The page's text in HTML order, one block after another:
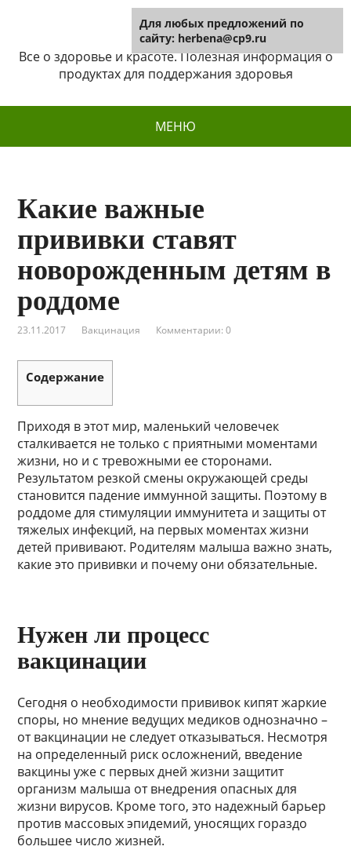
Herbena
Все о здоровье и красоте. Полезная информация о
продуктах для поддержания здоровья
МЕНЮ
Какие важные
прививки ставят
новорожденным детям в
роддоме
23.11.2017 Вакцинация Комментарии: 0
Содержание
Приходя в этот мир, маленький человечек
сталкивается не только с приятными моментами
жизни, но и с тревожными ее сторонами.
Результатом резкой смены окружающей среды
становится падение иммунной защиты. Поэтому в
роддоме для стимуляции иммунитета и защиты от
тяжелых инфекций, на первых моментах жизни
детей прививают. Родителям малыша важно знать,
какие это прививки и почему они обязательные.
Нужен ли процесс
вакцинации
Сегодня о необходимости прививок кипят жаркие
споры, но мнение ведущих медиков однозначно –
от вакцинации не следует отказываться. Несмотря
на определенный риск осложнений, введение
вакцины уже с первых дней жизни защитит
организм малыша от внедрения опасных для
жизни вирусов. Кроме того, это надежный барьер
против массовых эпидемий, уносящих гораздо
большее число жизней.
Для любых предложений по
сайту: herbena@cp9.ru